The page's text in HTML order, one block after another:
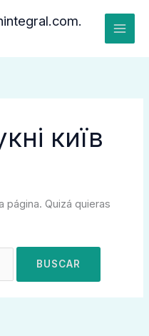
київ
página. Quizá quieras